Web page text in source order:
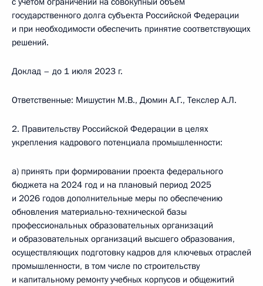
государственного долга субъекта Российской Федерации
и при необходимости обеспечить принятие соответствующих
решений.
Доклад – до 1 июля 2023 г.
Ответственные: Мишустин М.В., Дюмин А.Г., Текслер А.Л.
2. Правительству Российской Федерации в целях
укрепления кадрового потенциала промышленности:
а) принять при формировании проекта федерального
бюджета на 2024 год и на плановый период 2025
и 2026 годов дополнительные меры по обеспечению
обновления материально-технической базы
профессиональных образовательных организаций
и образовательных организаций высшего образования,
осуществляющих подготовку кадров для ключевых отраслей
промышленности, в том числе по строительству
и капитальному ремонту учебных корпусов и общежитий